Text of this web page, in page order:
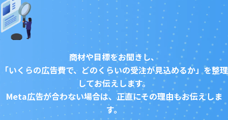
商材や目標をお聞きし、
「いくらの広告費で、どのくらいの受注が見込めるか」を整理
してお伝えします。
Meta広告が合わない場合は、正直にその理由もお伝えしま
す。